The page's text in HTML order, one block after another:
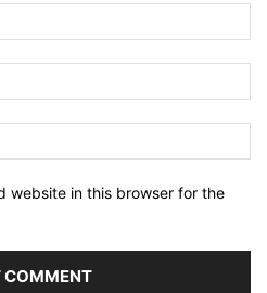
website in this browser for the